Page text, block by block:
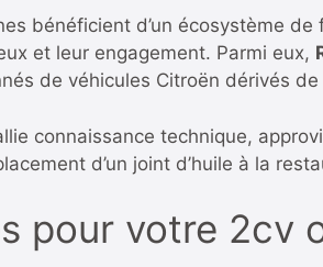
bénéficient d’un écosystème
et leur engagement. Parmi eux,
de véhicules Citroën dérivés de
connaissance technique,
d’un joint d’huile à la
pour votre 2cv